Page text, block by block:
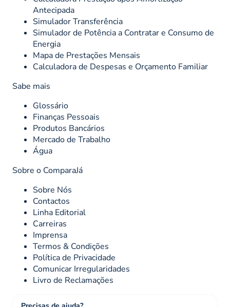
Antecipada
Simulador Transferência
Simulador de Potência a Contratar e Consumo de
Energia
Mapa de Prestações Mensais
Calculadora de Despesas e Orçamento Familiar
Sabe mais
Glossário
Finanças Pessoais
Produtos Bancários
Mercado de Trabalho
Água
Sobre o ComparaJá
Sobre Nós
Contactos
Linha Editorial
Carreiras
Imprensa
Termos & Condições
Política de Privacidade
Comunicar Irregularidades
Livro de Reclamações